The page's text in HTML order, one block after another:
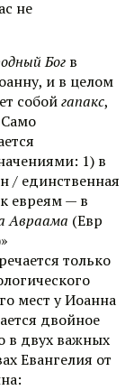
не
Бог в
и в целом
собойгапакс,
1) в
/ единственная
евреям — в
Авраама (Евр
только
мест у Иоанна
двойное
в двух важных
Евангелия от